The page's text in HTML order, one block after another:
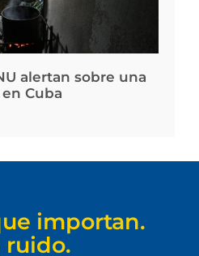
alertan sobre una
en Cuba
importan.
ruido.